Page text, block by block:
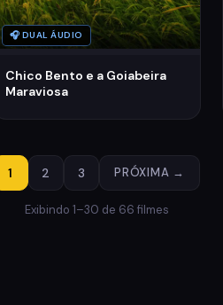
🎧 DUAL ÁUDIO
Chico Bento e a Goiabeira
Maraviosa
1 2 3 PRÓXIMA →
Exibindo 1–30 de 66 filmes